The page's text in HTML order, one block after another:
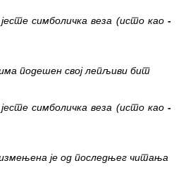
симболичка веза (исто као -
подешен свој лепљиви бит
симболичка веза (исто као -
је од последњег читања